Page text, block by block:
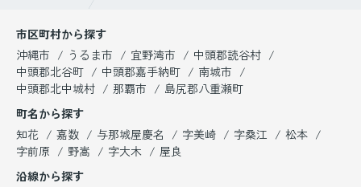
市区町村から探す
沖縄市
うるま市 宜野湾市
中頭郡読谷村
中頭郡北谷町
中頭郡嘉手納町
南城市
中頭郡北中城村
那覇市
島尻郡八重瀬町
町名から探す
知花
嘉数 与那城屋慶名 字美崎 字桑江
松本
字前原
野嵩 字大木
屋良
沿線から探す